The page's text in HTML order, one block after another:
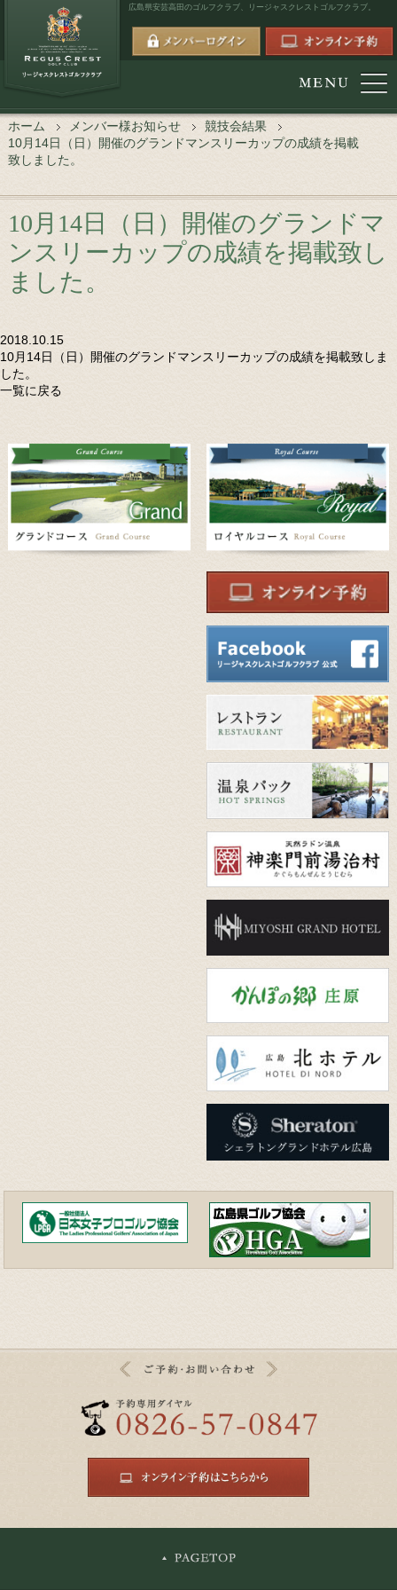
広島県安芸高田のゴルフクラブ、 リージャスクレストゴルフクラブ。
ホーム メンバー様お知らせ
競技会結果
10月14日（日）開催のグランドマンスリーカップの成績を掲載
致しました。
10月14日（日）開催のグランドマ
ンスリーカップの成績を掲載致し
ました。
2018.10.15
10月14日（日）開催のグランドマンスリーカップの成績を掲載致しま
した。
一覧に戻る